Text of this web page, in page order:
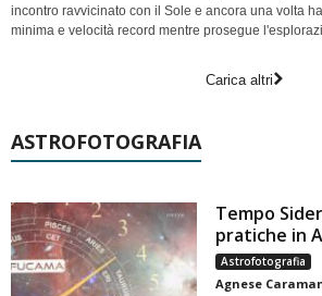
incontro ravvicinato con il Sole e ancora una volta
minima e velocità record mentre prosegue
Carica altri
ASTROFOTOGRAFIA
Tempo
pratiche in
Astrofotografia
Agnese